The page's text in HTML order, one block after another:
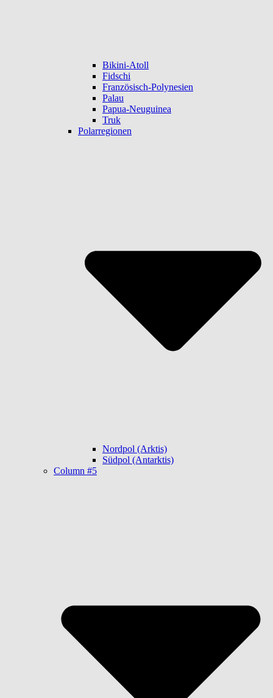
Bikini-Atoll
Fidschi
Französisch-Polynesien
Palau
Papua-Neuguinea
Truk
Polarregionen
Nordpol (Arktis)
Südpol (Antarktis)
Column #5